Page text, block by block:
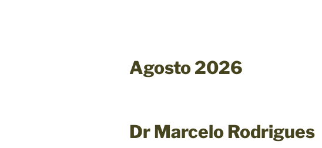
Agosto 2026
Dr Marcelo Rodrigues